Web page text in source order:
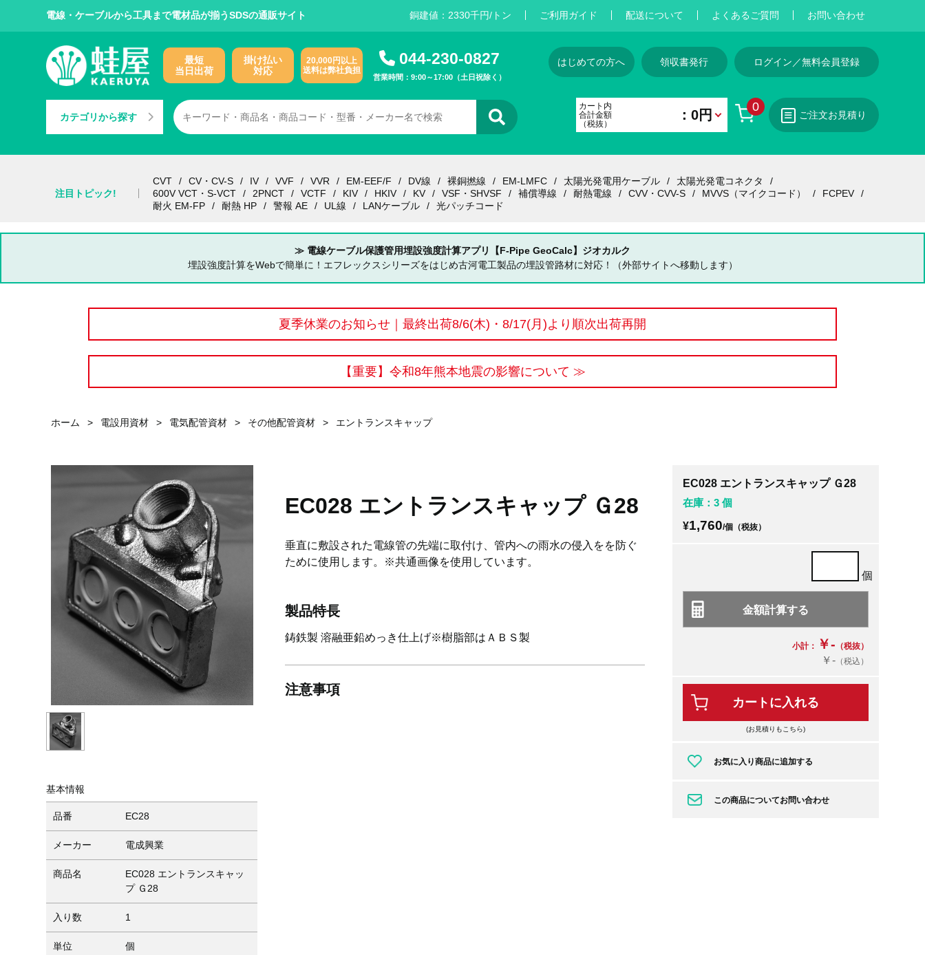
電線・ケーブルから工具まで電材品が揃うSDSの通販サイト 銅建値： 2330千円/トン ご利用ガイド 配送について よくあるご質問 お問い合わせ
最短
当日出荷
掛け払い
対応
20,000円以上
送料は弊社負担
044-230-0827
営業時間：9:00～17:00（土日祝除く）
カテゴリから探す
はじめての方へ 領収書発行 ログイン／無料会員登録
0
カート内
合計金額
（税抜）
：0円 ご注文お見積り
注目トピック!
CVT CV・CV-S IV VVF VVR EM-EEF/F DV線 裸銅撚線 EM-LMFC 太陽光発電用ケーブル
太陽光発電コネクタ
600V VCT・S-VCT
2PNCT VCTF KIV HKIV KV VSF・SHVSF 補償導線 耐熱電線 CVV・CVV-S MVVS（マイクコード）
FCPEV
耐火 EM-FP
耐熱 HP 警報 AE UL線 LANケーブル 光パッチコード
≫ 電線ケーブル保護管用埋設強度計算アプリ【F-Pipe GeoCalc】ジオカルク
埋設強度計算をWebで簡単に！エフレックスシリーズをはじめ古河電工製品の埋設管路材に対応！（外部サイトへ移動します）
夏季休業のお知らせ｜最終出荷8/6(木)・8/17(月)より順次出荷再開
【重要】令和8年熊本地震の影響について ≫
ホーム > 電設用資材 > 電気配管資材 > その他配管資材 > エントランスキャップ
基本情報
品番 EC28
メーカー 電成興業
商品名
EC028 エントランスキャッ
プ Ｇ28
入り数 1
単位 個
EC028 エントランスキャップ Ｇ28
垂直に敷設された電線管の先端に取付け、管内への雨水の侵入をを防ぐ
ために使用します。※共通画像を使用しています。
製品特長
鋳鉄製 溶融亜鉛めっき仕上げ※樹脂部はＡＢＳ製
注意事項
EC028 エントランスキャップ Ｇ28
在庫：3 個
¥1,760/個（税抜）
個
小計： ￥- （税抜）
￥-（税込）
カートに入れる
(お見積りもこちら)
お気に入り商品に追加する
この商品についてお問い合わせ